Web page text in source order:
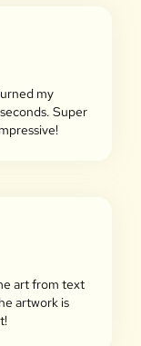
my
Super
art from text
artwork is